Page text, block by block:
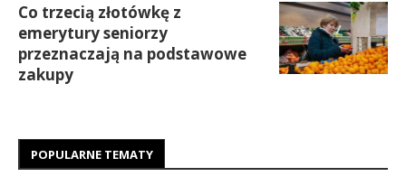
Co trzecią złotówkę z
emerytury seniorzy
przeznaczają na podstawowe
zakupy
POPULARNE TEMATY